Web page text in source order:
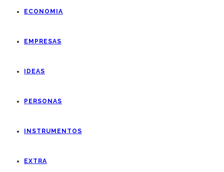
ECONOMIA
EMPRESAS
IDEAS
PERSONAS
INSTRUMENTOS
EXTRA